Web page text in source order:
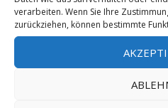
verarbeiten. Wenn Sie Ihre
zurückziehen, können bestimmte